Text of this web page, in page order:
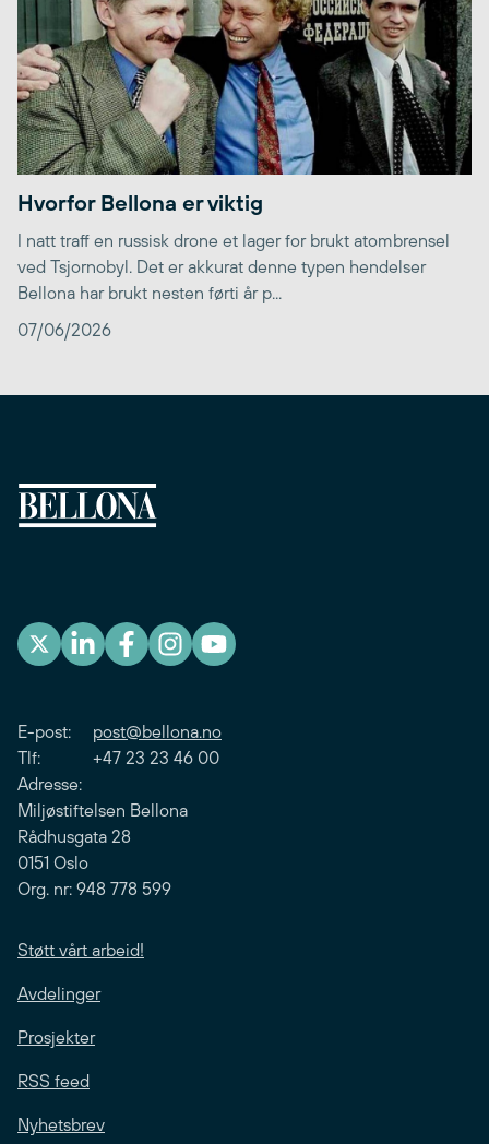
Hvorfor Bellona er viktig
I natt traff en russisk drone et lager for brukt atombrensel
ved Tsjornobyl. Det er akkurat denne typen hendelser
Bellona har brukt nesten førti år p...
07/06/2026
E-post: post@bellona.no
Tlf: +47 23 23 46 00
Adresse:
Miljøstiftelsen Bellona
Rådhusgata 28
0151 Oslo
Org. nr: 948 778 599
Støtt vårt arbeid!
Avdelinger
Prosjekter
RSS feed
Nyhetsbrev